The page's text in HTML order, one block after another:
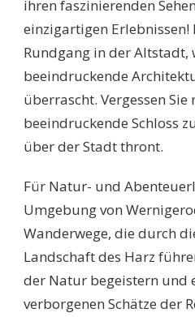
ihren faszinierenden
einzigartigen Erlebnissen!
Rundgang in der Altstadt,
beeindruckende
überrascht. Vergessen Sie
beeindruckende Schloss
über der Stadt thront.
Für Natur- und
Umgebung von
Wanderwege, die durch
Landschaft des Harz
der Natur begeistern und
verborgenen Schätze der